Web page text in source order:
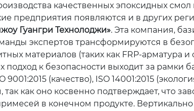
качественных эпоксидных смол
предприятия появляются и в других
Гуангри Технолоджи». Эта компания,
экспертов трансформируются в
материалов (таких как FRP-арматура и
к безопасности выходит за рамки
(качество), ISO 14001:2015
как оно косвенно подтверждает, что
в конечном продукте.